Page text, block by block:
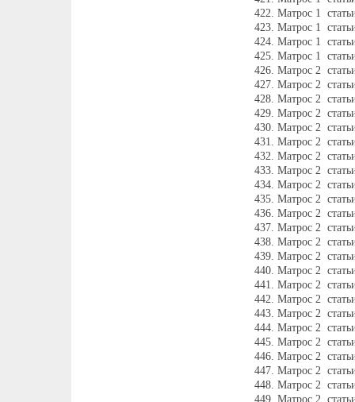
Матрос 1
Матрос 1
Матрос 1
Матрос 1
Матрос 2
Матрос 2
Матрос 2
Матрос 2
Матрос 2
Матрос 2
Матрос 2
Матрос 2
Матрос 2
Матрос 2
Матрос 2
Матрос 2
Матрос 2
Матрос 2
Матрос 2
Матрос 2
Матрос 2
Матрос 2
Матрос 2
Матрос 2
Матрос 2
Матрос 2
Матрос 2
Матрос 2